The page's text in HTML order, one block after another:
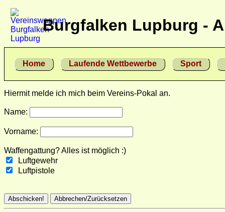
Burgfalken Lupburg -
Home Laufende Wettbewerbe Sport
Hiermit melde ich mich beim Vereins-Pokal an.
Name:
Vorname:
Waffengattung? Alles ist möglich :)
Luftgewehr
Luftpistole